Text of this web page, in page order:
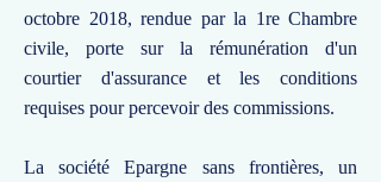
octobre 2018, rendue par la 1re Chambre
civile, porte sur la rémunération d'un
courtier d'assurance et les conditions
requises pour percevoir des commissions.
La société Epargne sans frontières, un